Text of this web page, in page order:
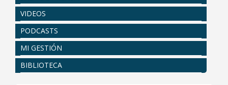
VIDEOS
PODCASTS
MI GESTIÓN
BIBLIOTECA